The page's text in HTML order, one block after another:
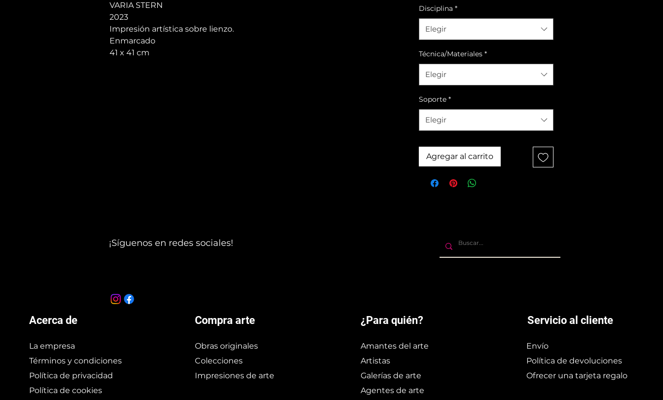
VARIA STERN
2023
Impresión artística sobre lienzo.
Enmarcado
41 x 41 cm
Disciplina *
Elegir
Técnica/Materiales *
Elegir
Soporte *
Elegir
Agregar al carrito
¡Síguenos en redes sociales!
Acerca de
La empresa
Términos y condiciones
Política de privacidad
Política de cookies
Compra arte
Obras originales
Colecciones
Impresiones de arte
¿Para quién?
Amantes del arte
Artistas
Galerías de arte
Agentes de arte
Servicio al cliente
Envío
Política de devoluciones
Ofrecer una tarjeta regalo